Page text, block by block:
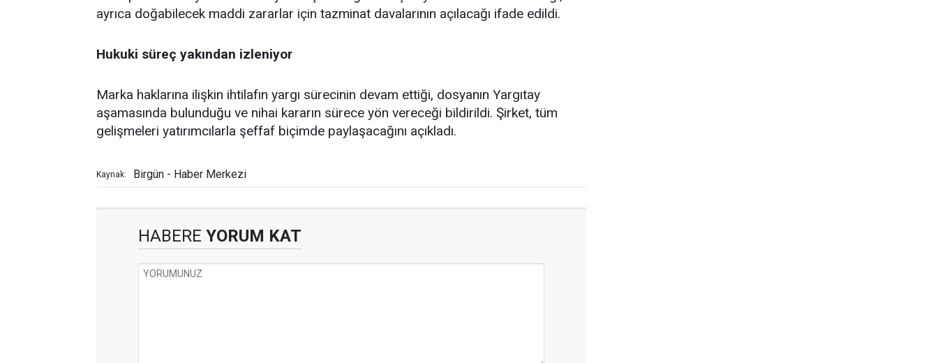
ayrıca doğabilecek maddi zararlar için tazminat davalarının açılacağı ifade edildi.
Hukuki süreç yakından izleniyor
Marka haklarına ilişkin ihtilafın yargı sürecinin devam ettiği, dosyanın Yargıtay
aşamasında bulunduğu ve nihai kararın sürece yön vereceği bildirildi. Şirket, tüm
gelişmeleri yatırımcılarla şeffaf biçimde paylaşacağını açıkladı.
Kaynak: Birgün - Haber Merkezi
HABERE YORUM KAT